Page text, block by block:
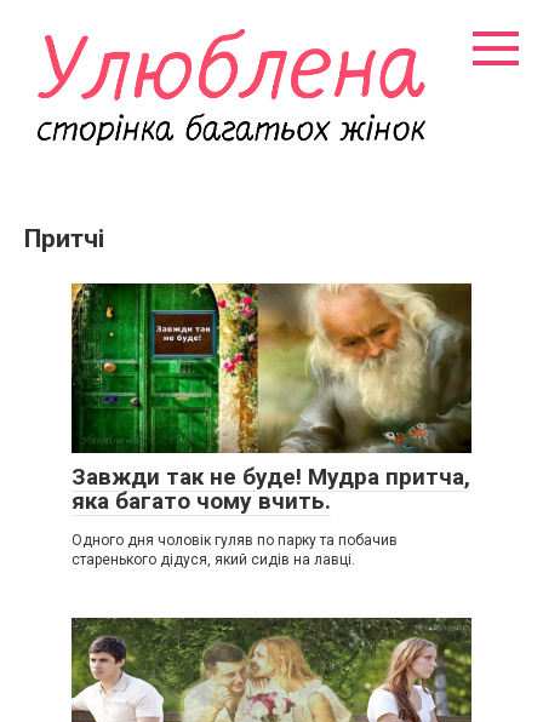
контенту
Притчі
Завжди так не буде! Мудра притча,
яка багато чому вчить.
Одного дня чоловік гуляв по парку та побачив
старенького дідуся, який сидів на лавці.